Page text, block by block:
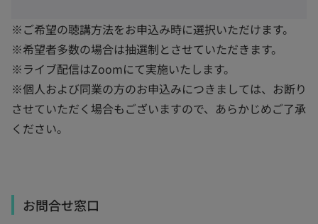
※ご希望の聴講方法をお申込み時に選択いただけます。
※希望者多数の場合は抽選制とさせていただきます。
※ライブ配信はZoomにて実施いたします。
※個人および同業の方のお申込みにつきましては、お断り
させていただく場合もございますので、あらかじめご了承
ください。
お問合せ窓口